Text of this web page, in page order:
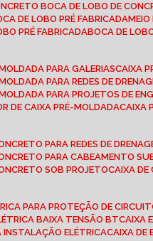
BOCA DE LOBO DE
DE LOBO PRÉ FABRICADA
PRÉ FABRICADA BOCA DE
MOLDADA PARA GALERIAS CAIXA
MOLDADA PARA REDES DE
MOLDADA PARA PROJETOS DE
DE CAIXA PRÉ-MOLDADA
PARA REDES DE
PARA CABEAMENTO
SOB PROJETO
CAIXA
PARA PROTEÇÃO DE
BAIXA TENSÃO BT
CAIXA
INSTALAÇÃO ELÉTRICA CAIXA